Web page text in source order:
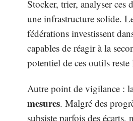
Stocker, trier, analyser ces
une infrastructure solide.
fédérations investissent
capables de réagir à la
potentiel de ces outils
Autre point de vigilance :
mesures. Malgré des
subsiste parfois des écarts,